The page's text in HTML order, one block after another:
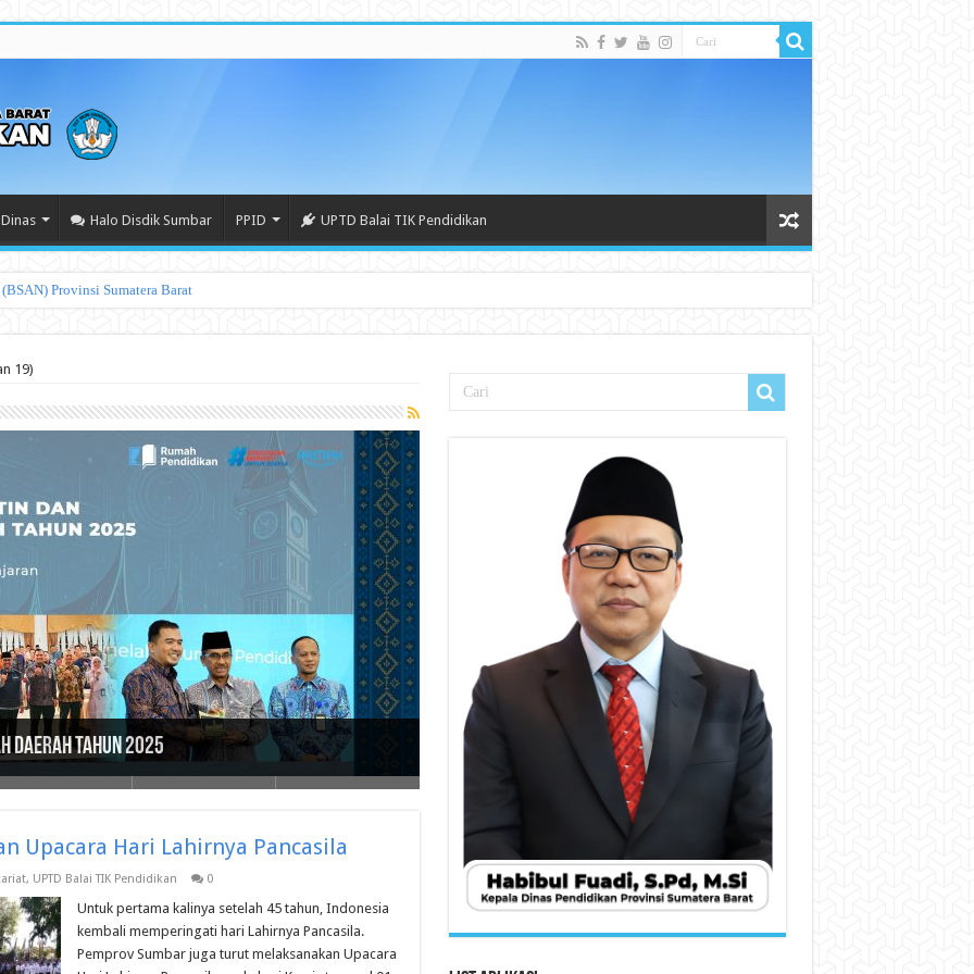
Halo Disdik Sumbar PPID UPTD Balai TIK Pendidikan
19)
Daerah Tahun 2025
MRumah Pendidikan
Layanan Disabilitas 2024
SMK, MAK, SMA, MA, SMALB SE SUMATERA
Upacara Hari Lahirnya Pancasila
, UPTD Balai TIK Pendidikan 0
Untuk pertama kalinya setelah 45 tahun, Indonesia
kembali memperingati hari Lahirnya Pancasila.
Pemprov Sumbar juga turut melaksanakan Upacara